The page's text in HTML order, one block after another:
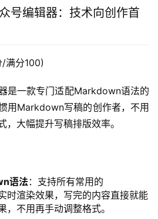
号编辑器：技术向创作首
/满分100)
是一款专门适配Markdown语法的
用Markdown写稿的创作者，不用
，大幅提升写稿排版效率。
语法 ：支持所有常用的
时渲染效果，写完的内容直接就能
，不用再手动调整格式。